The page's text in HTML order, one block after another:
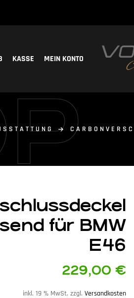
MEIN KONTO
KASSE
für BMW
E46
229,00 €
inkl. 19 % MwSt. zzgl. Versandkosten